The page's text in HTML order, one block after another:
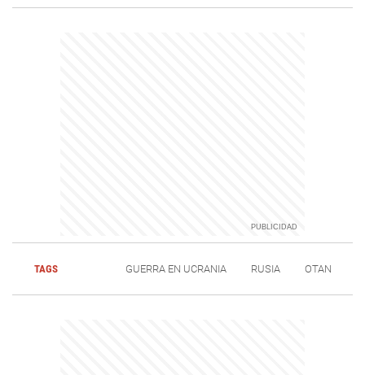
TAGS GUERRA EN UCRANIA RUSIA OTAN